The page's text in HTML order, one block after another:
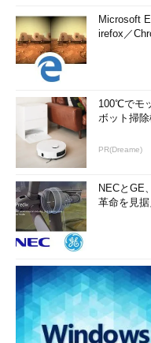
Microsoft
irefox／
100℃でモ
ボット掃
PR(Dreame)
NECとGE
革命を見据